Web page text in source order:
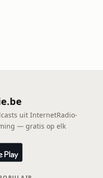
uit InternetRadio-
— gratis op elk